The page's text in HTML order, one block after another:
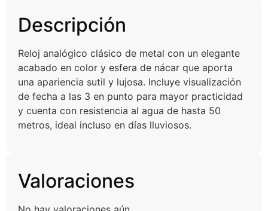
Descripción
Reloj analógico clásico de metal con un elegante
acabado en color y esfera de nácar que aporta
una apariencia sutil y lujosa. Incluye visualización
de fecha a las 3 en punto para mayor practicidad
y cuenta con resistencia al agua de hasta 50
metros, ideal incluso en días lluviosos.
Valoraciones